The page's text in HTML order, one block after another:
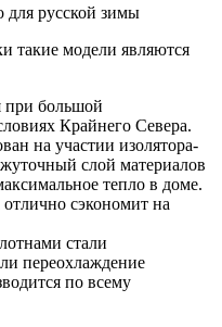
для русской зимы
такие модели являются
при большой
Крайнего Севера.
на участии изолятора-
слой материалов
тепло в доме.
сэкономит на
стали
переохлаждение
по всему